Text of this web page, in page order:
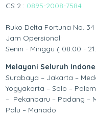
CS 2 : 0895-2008-7584
Ruko Delta Fortuna No.
Jam Opersional:
Senin - Minggu ( 08:00 -
Melayani Seluruh
Surabaya – Jakarta –
Yogyakarta – Solo –
– Pekanbaru – Padang –
Palu – Manado